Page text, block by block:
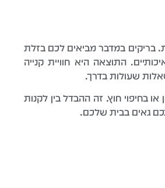
בריקים במדבר מביאים לכם בזלת
התוצאה היא חוויית קנייה
שעולות בדרך.
חוץ. זה ההבדל בין לקנות
גאים בבית שלכם.